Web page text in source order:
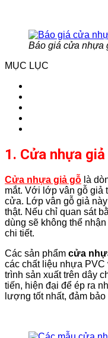
Báo giá cửa nhựa
MỤC LỤC
1. Cửa nhựa
Cửa nhựa giả gỗ là
mắt. Với lớp vân gỗ giả
cửa. Lớp vân gỗ giả
thật. Nếu chỉ quan sát
dùng sẽ không thể
chi tiết.
Các sản phẩm cửa
các chất liệu nhựa PVC
trình sản xuất trên dây
tiến, hiện đại để ép ra
lượng tốt nhất, đảm